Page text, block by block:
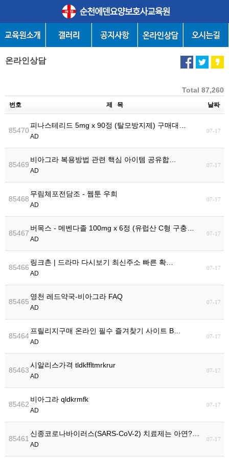
온라인상담
Total 87,260
번호 제 목 날짜
85470
피나스테리드 5mg x 90정 (탈모방지제) 구매대…
AD
07-17
85469
비아그라 복용방법 관련 핵심 아이템 공유합…
AD
07-17
85468
무림체포전담조 - 웹툰 우희
AD
07-17
85467
버목스 - 메벤다졸 100mg x 6정 (유럽산 C형 구충…
AD
07-17
85466
링크촌 | 드라마 다시보기 최신주소 빠른 확…
AD
07-17
85465
영천 레드약국-비아그라 FAQ
AD
07-17
85464
프릴리지구매 온라인 필수 즐겨찾기 사이트 B…
AD
07-17
85463
시알리스가격 tldkffltmrkrur
AD
07-17
85462
비아그라 qldkrmfk
AD
07-17
85461
신종코로나바이러스(SARS-CoV-2) 치료제는 아연?…
AD
07-17